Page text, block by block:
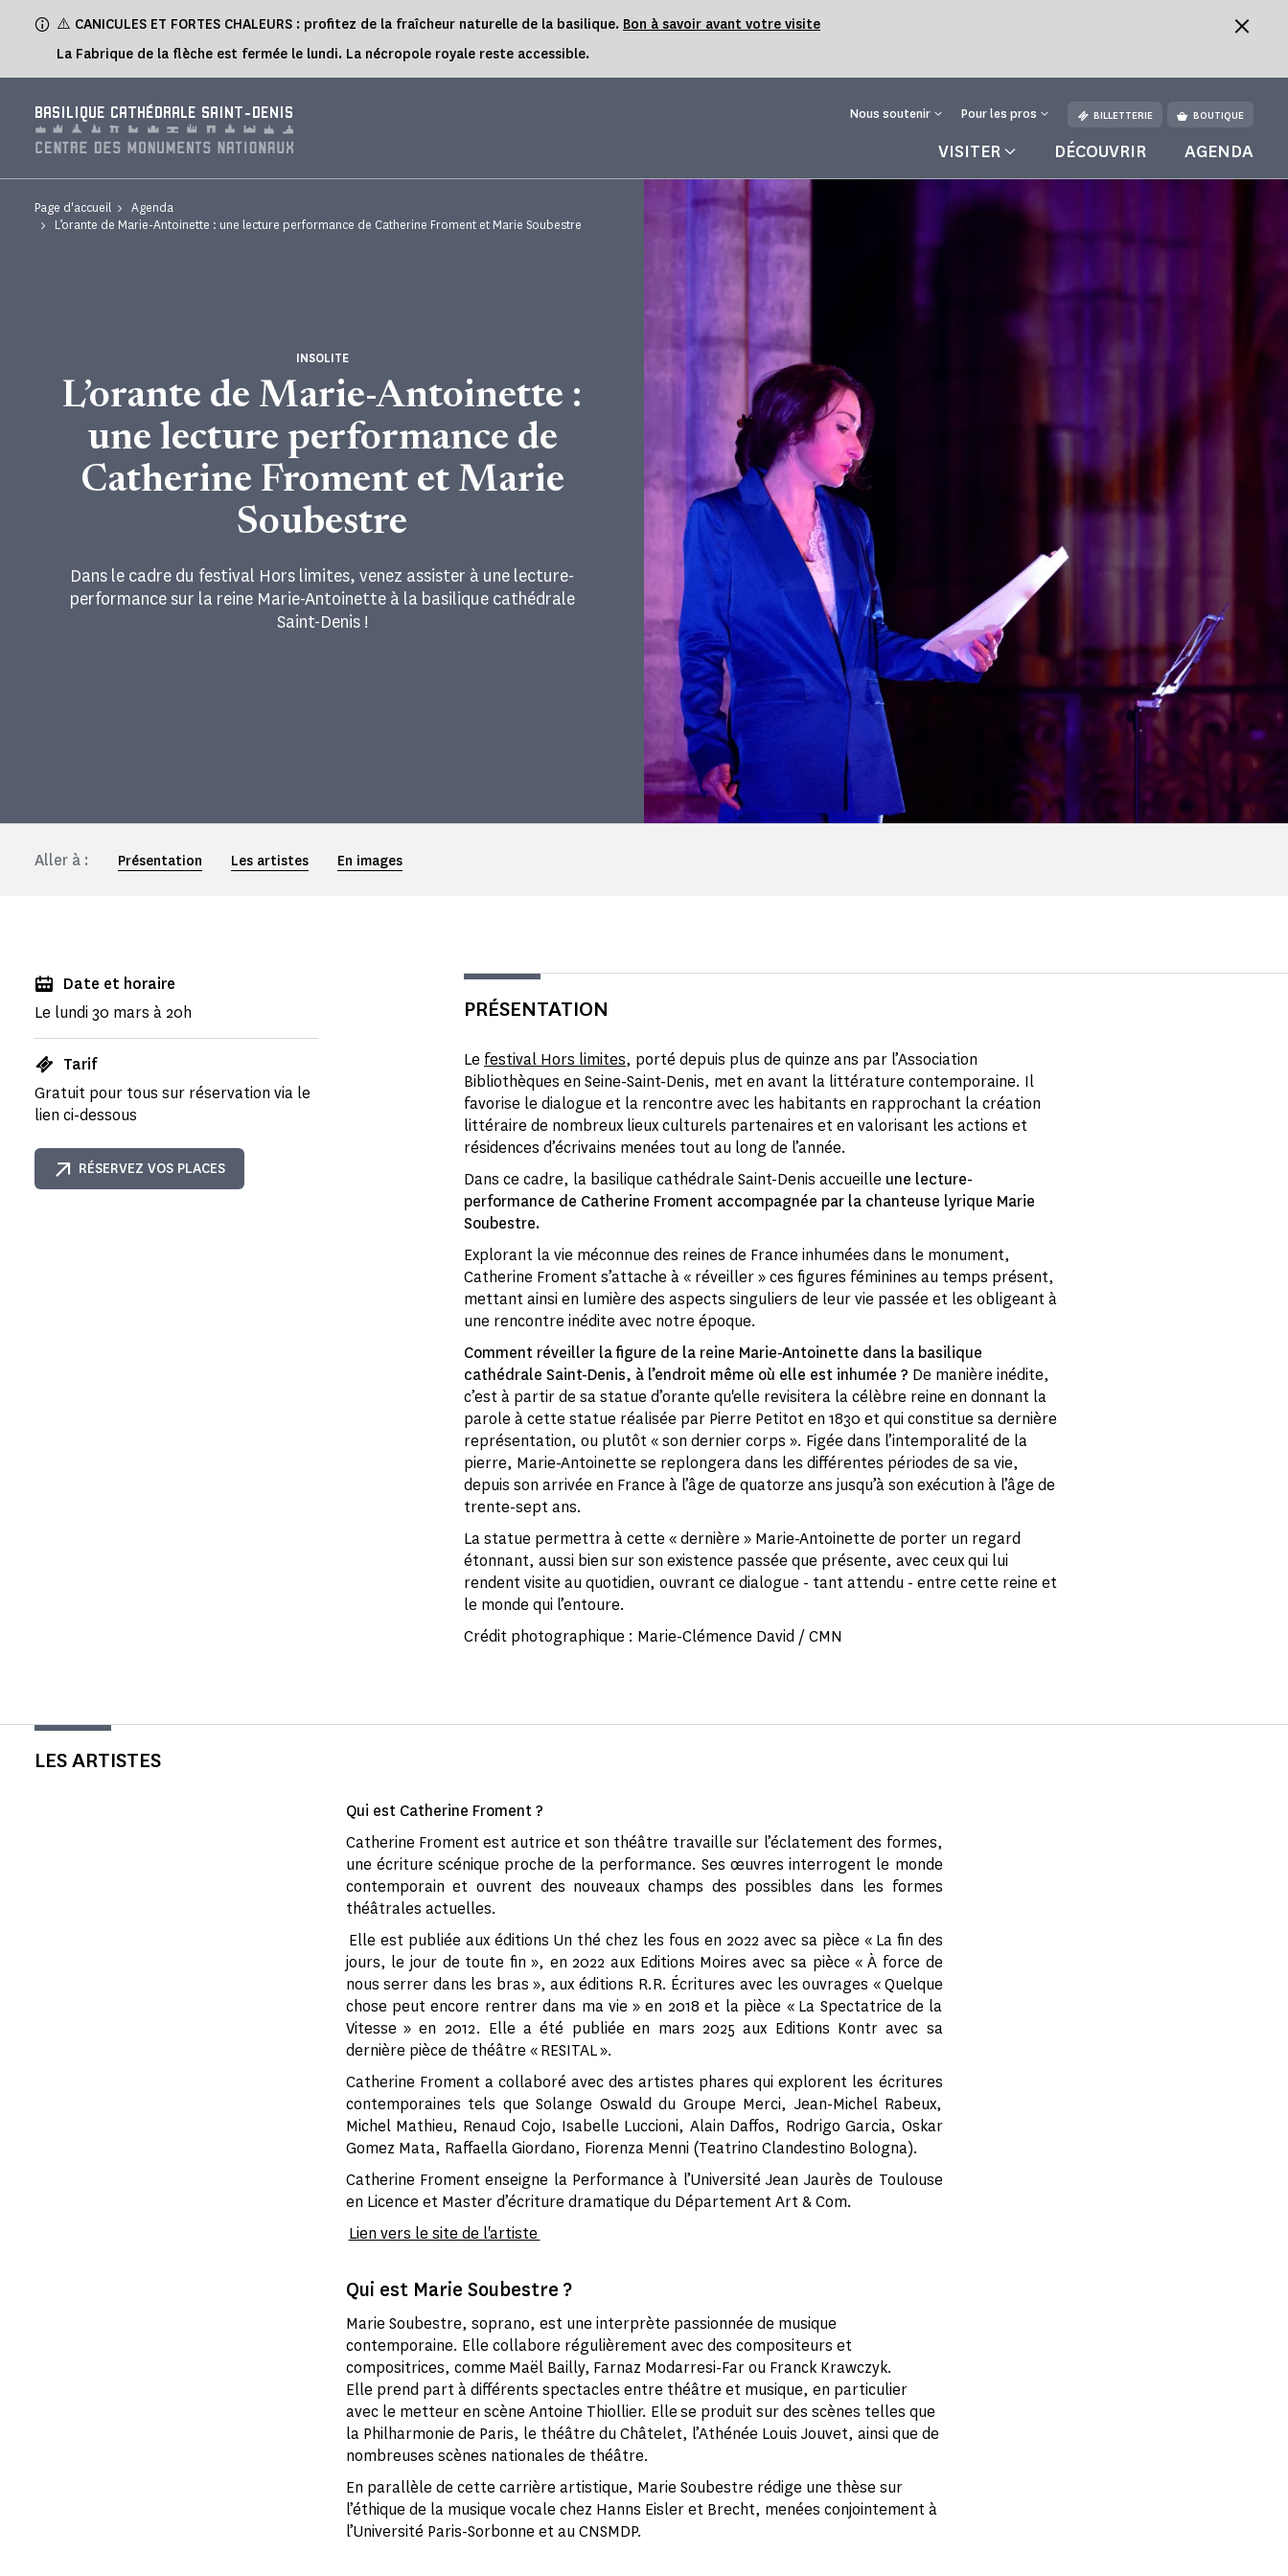
⚠️ CANICULES ET FORTES CHALEURS : profitez de la fraîcheur naturelle de la basilique. Bon à savoir avant votre visite
La Fabrique de la flèche est fermée le lundi. La nécropole royale reste accessible.
BASILIQUE CATHÉDRALE SAINT-DENIS Nous soutenir Pour les pros BILLETTERIE BOUTIQUE
VISITER DÉCOUVRIR AGENDA
Page d'accueil
Agenda
L’orante de Marie-Antoinette : une lecture performance de Catherine Froment et Marie Soubestre
L’orante de Marie-Antoinette :
une lecture performance de
Catherine Froment et Marie
Soubestre
INSOLITE
Dans le cadre du festival Hors limites, venez assister à une lecture-
performance sur la reine Marie-Antoinette à la basilique cathédrale
Saint-Denis !
Aller à : Présentation Les artistes En images
Date et horaire
Le lundi 30 mars à 20h
Tarif
Gratuit pour tous sur réservation via le
lien ci-dessous
RÉSERVEZ VOS PLACES
PRÉSENTATION
Le festival Hors limites, porté depuis plus de quinze ans par l’Association
Bibliothèques en Seine-Saint-Denis, met en avant la littérature contemporaine. Il
favorise le dialogue et la rencontre avec les habitants en rapprochant la création
littéraire de nombreux lieux culturels partenaires et en valorisant les actions et
résidences d’écrivains menées tout au long de l’année.
Dans ce cadre, la basilique cathédrale Saint-Denis accueille une lecture-
performance de Catherine Froment accompagnée par la chanteuse lyrique Marie
Soubestre.
Explorant la vie méconnue des reines de France inhumées dans le monument,
Catherine Froment s’attache à « réveiller » ces figures féminines au temps présent,
mettant ainsi en lumière des aspects singuliers de leur vie passée et les obligeant à
une rencontre inédite avec notre époque.
Comment réveiller la figure de la reine Marie-Antoinette dans la basilique
cathédrale Saint-Denis, à l’endroit même où elle est inhumée ? De manière inédite,
c’est à partir de sa statue d’orante qu'elle revisitera la célèbre reine en donnant la
parole à cette statue réalisée par Pierre Petitot en 1830 et qui constitue sa dernière
représentation, ou plutôt « son dernier corps ». Figée dans l’intemporalité de la
pierre, Marie-Antoinette se replongera dans les différentes périodes de sa vie,
depuis son arrivée en France à l’âge de quatorze ans jusqu’à son exécution à l’âge de
trente-sept ans.
La statue permettra à cette « dernière » Marie-Antoinette de porter un regard
étonnant, aussi bien sur son existence passée que présente, avec ceux qui lui
rendent visite au quotidien, ouvrant ce dialogue - tant attendu - entre cette reine et
le monde qui l’entoure.
Crédit photographique : Marie-Clémence David / CMN
LES ARTISTES
Qui est Catherine Froment ?
Catherine Froment est autrice et son théâtre travaille sur l’éclatement des formes,
une écriture scénique proche de la performance. Ses œuvres interrogent le monde
contemporain et ouvrent des nouveaux champs des possibles dans les formes
théâtrales actuelles.
Elle est publiée aux éditions Un thé chez les fous en 2022 avec sa pièce « La fin des
jours, le jour de toute fin », en 2022 aux Editions Moires avec sa pièce « À force de
nous serrer dans les bras », aux éditions R.R. Écritures avec les ouvrages « Quelque
chose peut encore rentrer dans ma vie » en 2018 et la pièce « La Spectatrice de la
Vitesse » en 2012. Elle a été publiée en mars 2025 aux Editions Kontr avec sa
dernière pièce de théâtre « RESITAL ».
Catherine Froment a collaboré avec des artistes phares qui explorent les écritures
contemporaines tels que Solange Oswald du Groupe Merci, Jean-Michel Rabeux,
Michel Mathieu, Renaud Cojo, Isabelle Luccioni, Alain Daffos, Rodrigo Garcia, Oskar
Gomez Mata, Raffaella Giordano, Fiorenza Menni (Teatrino Clandestino Bologna).
Catherine Froment enseigne la Performance à l’Université Jean Jaurès de Toulouse
en Licence et Master d’écriture dramatique du Département Art & Com.
Lien vers le site de l'artiste
Qui est Marie Soubestre ?
Marie Soubestre, soprano, est une interprète passionnée de musique
contemporaine. Elle collabore régulièrement avec des compositeurs et
compositrices, comme Maël Bailly, Farnaz Modarresi-Far ou Franck Krawczyk.
Elle prend part à différents spectacles entre théâtre et musique, en particulier
avec le metteur en scène Antoine Thiollier. Elle se produit sur des scènes telles que
la Philharmonie de Paris, le théâtre du Châtelet, l’Athénée Louis Jouvet, ainsi que de
nombreuses scènes nationales de théâtre.
En parallèle de cette carrière artistique, Marie Soubestre rédige une thèse sur
l’éthique de la musique vocale chez Hanns Eisler et Brecht, menées conjointement à
l’Université Paris-Sorbonne et au CNSMDP.